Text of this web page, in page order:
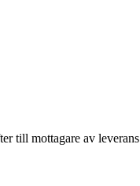
till mottagare av leverans